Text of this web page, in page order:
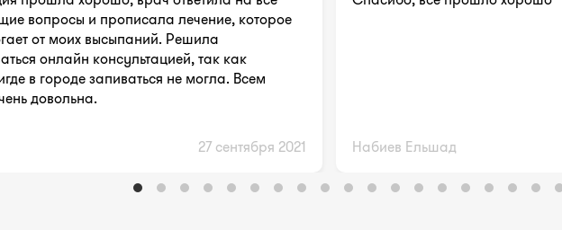
вопросы и прописала лечение, которое
от моих высыпаний. Решила
онлайн консультацией, так как
в городе запиваться не могла. Всем
довольна.
27 сентября 2021 Набиев Ельшад